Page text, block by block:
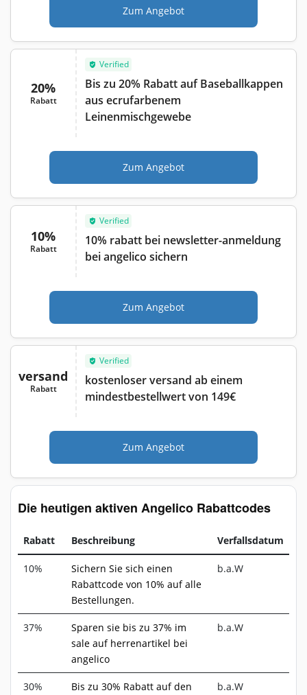
Zum Angebot
20%
Rabatt
Verified
Bis zu 20% Rabatt auf Baseballkappen
aus ecrufarbenem
Leinenmischgewebe
Zum Angebot
10%
Rabatt
Verified
10% rabatt bei newsletter-anmeldung
bei angelico sichern
Zum Angebot
versand
Rabatt
Verified
kostenloser versand ab einem
mindestbestellwert von 149€
Zum Angebot
Die heutigen aktiven Angelico Rabattcodes
Rabatt Beschreibung Verfallsdatum
10%
Sichern Sie sich einen
Rabattcode von 10% auf alle
Bestellungen.
b.a.W
37%
Sparen sie bis zu 37% im
sale auf herrenartikel bei
angelico
b.a.W
30% Bis zu 30% Rabatt auf den b.a.W